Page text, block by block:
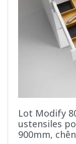
Lot Modify
ustensiles
900mm,